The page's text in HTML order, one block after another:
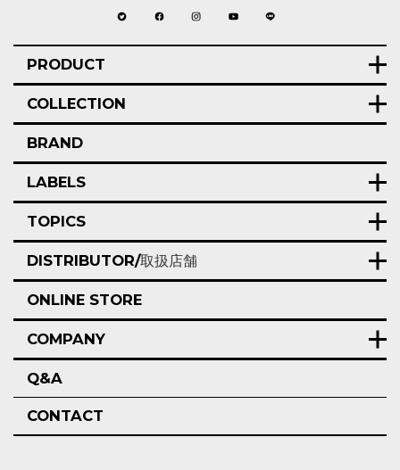
PRODUCT
COLLECTION
BRAND
LABELS
TOPICS
DISTRIBUTOR/取扱店舗
ONLINE STORE
COMPANY
Q&A
CONTACT